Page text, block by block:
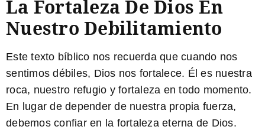
La Fortaleza De Dios En
Nuestro Debilitamiento
Este texto bíblico nos recuerda que cuando nos
sentimos débiles, Dios nos fortalece. Él es nuestra
roca, nuestro refugio y fortaleza en todo momento.
En lugar de depender de nuestra propia fuerza,
debemos confiar en la fortaleza eterna de Dios.